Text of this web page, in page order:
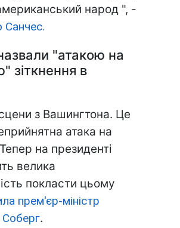
народ ", -
Санчес.
"атакою на
зіткнення в
з Вашингтона. Це
атака на
на президенті
велика
покласти цьому
прем'єр-міністр
Соберг.